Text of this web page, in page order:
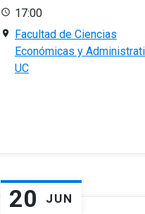
17:00
Facultad de Ciencias
Económicas y
UC
20 JUN